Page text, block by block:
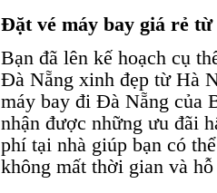
Đặt vé máy bay giá rẻ
Bạn đã lên kế hoạch cụ
Đà Nẵng xinh đẹp từ Hà
máy bay đi Đà Nẵng của
nhận được những ưu đãi
phí tại nhà giúp bạn có
không mất thời gian và